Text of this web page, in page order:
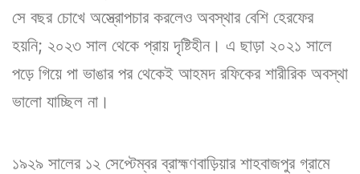
সে বছর চোখে অস্ত্রোপচার করলেও অবস্থার বেশি হেরফের
হয়নি; ২০২৩ সাল থেকে প্রায় দৃষ্টিহীন। এ ছাড়া ২০২১ সালে
পড়ে গিয়ে পা ভাঙার পর থেকেই আহমদ রফিকের শারীরিক অবস্থা
ভালো যাচ্ছিল না।
১৯২৯ সালের ১২ সেপ্টেম্বর ব্রাহ্মণবাড়িয়ার শাহবাজপুর গ্রামে